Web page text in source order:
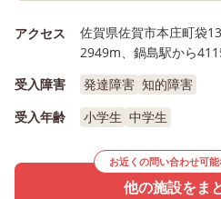
アクセス
佐賀県佐賀市本庄町袋
2949m、鍋島駅から
受入障害
発達障害 知的障害
受入年齢
小学生 中学生
お近くの問い合わせ可
他の施設をま